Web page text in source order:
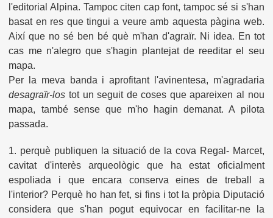
l'editorial Alpina. Tampoc citen cap font, tampoc sé si s'han
basat en res que tingui a veure amb aquesta pàgina web.
Així que no sé ben bé què m'han d'agraïr. Ni idea. En tot
cas me n'alegro que s'hagin plantejat de reeditar el seu
mapa.
Per la meva banda i aprofitant l'avinentesa, m'agradaria
desagraïr-los tot un seguit de coses que apareixen al nou
mapa, també sense que m'ho hagin demanat. A pilota
passada.
1. perquè publiquen la situació de la cova Regal- Marcet,
cavitat d'interès arqueològic que ha estat oficialment
espoliada i que encara conserva eines de treball a
l'interior? Perquè ho han fet, si fins i tot la pròpia Diputació
considera que s'han pogut equivocar en facilitar-ne la